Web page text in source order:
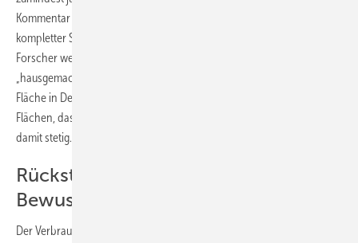
Kommentar der aktuellen Fassung der DIN 1986-100 sagt, dass ein
kompletter Schutz vor Vernässungen nicht zu gewährleisten sei.
Forscher weisen aber auch darauf hin, dass die Probleme oft
„hausgemacht“ sind. Statistisch werden mit jedem Tag rund 80 ha
Fläche in Deutschland versiegelt. Damit fällt Wasser verstärkt auf
Flächen, das irgendwo hin muss. Das Gefahrenpotenzial wächst
damit stetig.
Rückstauschutz nicht im
Bewusstsein
Der Verbraucher wird von den Ereignissen meist überrollt.